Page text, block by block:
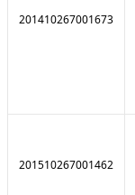
201410267001673
201510267001462